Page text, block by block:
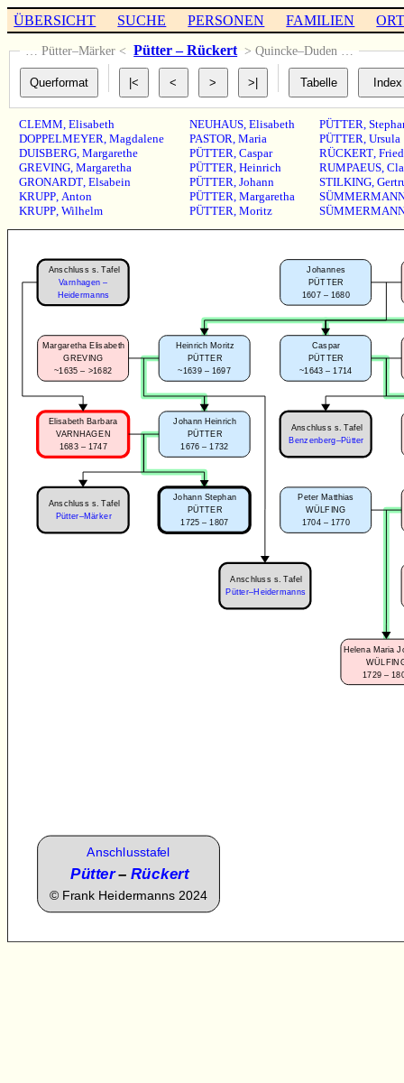
ÜBERSICHT SUCHE PERSONEN FAMILIEN
… Pütter–Märker < Pütter – Rückert > Quincke–Duden …
CLEMM,Elisabeth
DOPPELMEYER,Magdalene
DUISBERG,Margarethe
GREVING,Margaretha
GRONARDT,Elsabein
KRUPP,Anton
KRUPP,Wilhelm
NEUHAUS, Elisabeth
PASTOR, Maria
PÜTTER, Caspar
PÜTTER, Heinrich
PÜTTER, Johann
PÜTTER, Margaretha
PÜTTER, Moritz
PÜTTER,
PÜTTER, Ursula
RÜCKERT,
RUMPAEUS,
STILKING,
Johannes
PÜTTER
1607 – 1680
Heinrich Moritz
PÜTTER
~1639 – 1697
Anschluss s. Tafel
Pütter–Heidermanns
Margaretha Elisabeth
GREVING
~1635 – >1682
Johann Stephan
PÜTTER
1725 – 1807
Johann Heinrich
PÜTTER
1676 – 1732
Elisabeth Barbara
VARNHAGEN
1683 – 1747
Anschluss s. Tafel
Benzenberg–Pütter
Anschluss s. Tafel
Varnhagen –
Heidermanns
Anschluss s. Tafel
Pütter–Märker
Anschlusstafel
Pütter– Rückert
© Frank Heidermanns 2024
Caspar
PÜTTER
~1643 – 1714
Peter Matthias
WÜLFING
1704 – 1770
Helena Maria
1729 –